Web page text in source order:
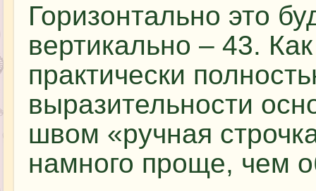
Горизонтально это
вертикально – 43.
практически
выразительности
швом «ручная
намного проще, чем